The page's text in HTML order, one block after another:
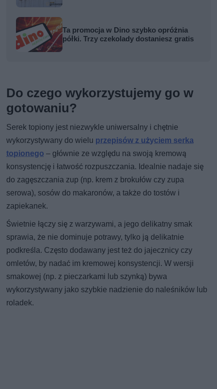
Ta promocja w Dino szybko opróżnia
półki. Trzy czekolady dostaniesz gratis
Do czego wykorzystujemy go w
gotowaniu?
Serek topiony jest niezwykle uniwersalny i chętnie
wykorzystywany do wielu przepisów z użyciem serka
topionego – głównie ze względu na swoją kremową
konsystencję i łatwość rozpuszczania. Idealnie nadaje się
do zagęszczania zup (np. krem z brokułów czy zupa
serowa), sosów do makaronów, a także do tostów i
zapiekanek.
Świetnie łączy się z warzywami, a jego delikatny smak
sprawia, że nie dominuje potrawy, tylko ją delikatnie
podkreśla. Często dodawany jest też do jajecznicy czy
omletów, by nadać im kremowej konsystencji. W wersji
smakowej (np. z pieczarkami lub szynką) bywa
wykorzystywany jako szybkie nadzienie do naleśników lub
roladek.